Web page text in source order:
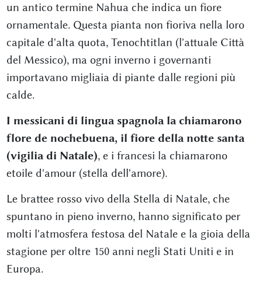
un antico termine Nahua che indica un fiore
ornamentale. Questa pianta non fioriva nella loro
capitale d'alta quota, Tenochtitlan (l'attuale Città
del Messico), ma ogni inverno i governanti
importavano migliaia di piante dalle regioni più
calde.
I messicani di lingua spagnola la chiamarono
flore de nochebuena, il fiore della notte santa
(vigilia di Natale), e i francesi la chiamarono
etoile d'amour (stella dell'amore).
Le brattee rosso vivo della Stella di Natale, che
spuntano in pieno inverno, hanno significato per
molti l'atmosfera festosa del Natale e la gioia della
stagione per oltre 150 anni negli Stati Uniti e in
Europa.